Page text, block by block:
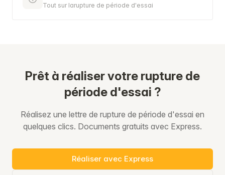
Tout sur larupture de période d'essai
Prêt à réaliser votre rupture de
période d'essai ?
Réalisez une lettre de rupture de période d'essai en
quelques clics. Documents gratuits avec Express.
Réaliser avec Express